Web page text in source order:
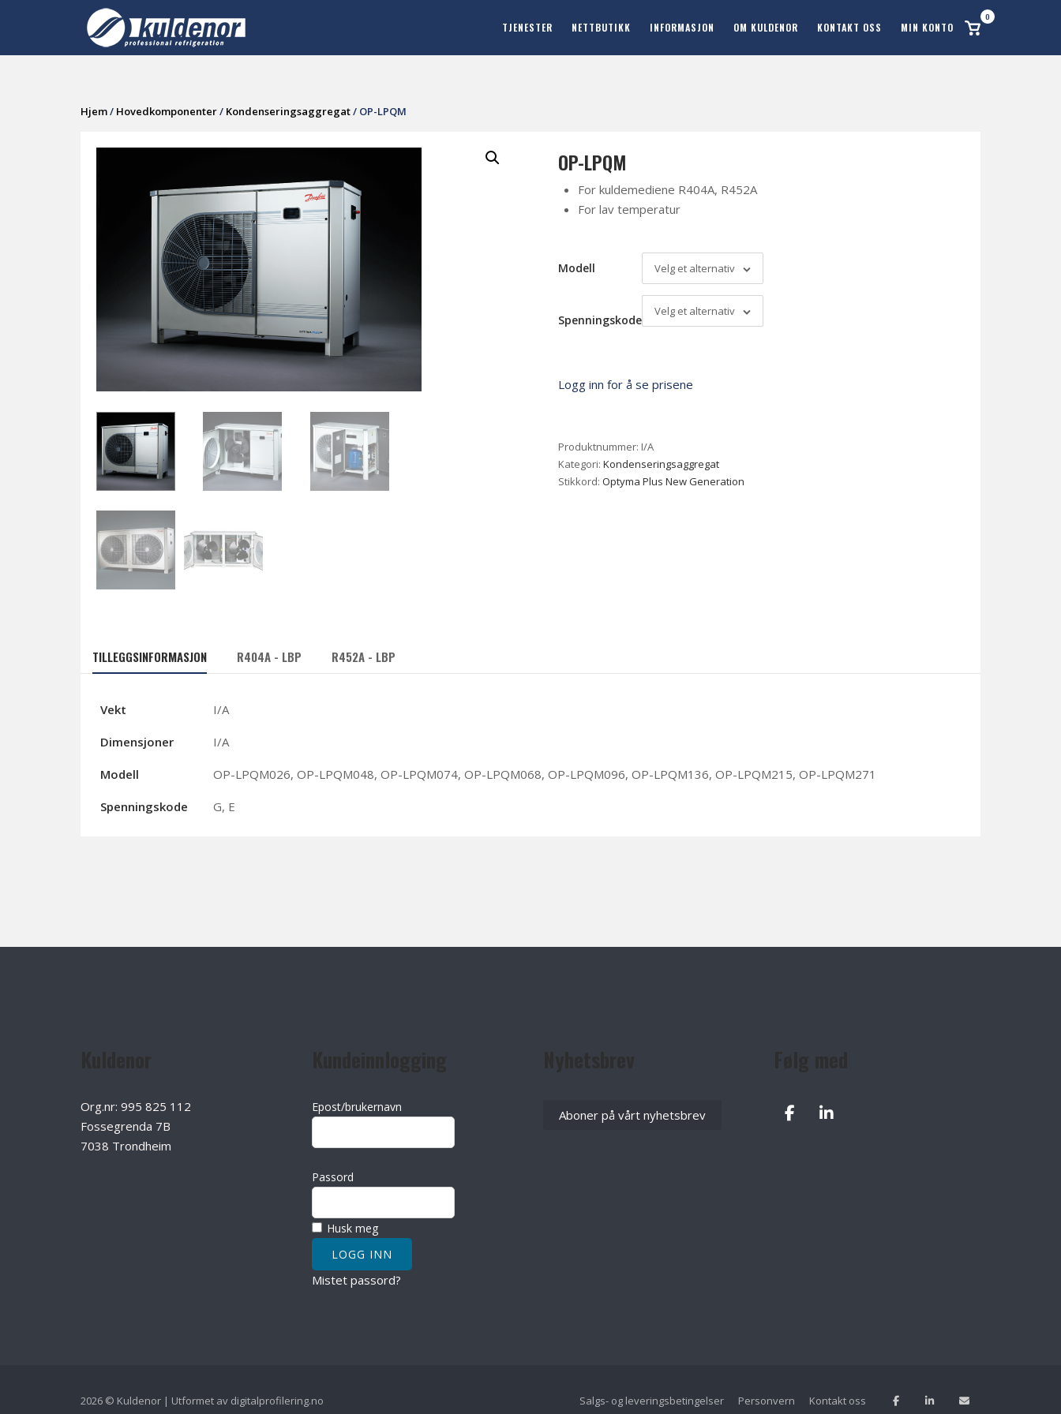
TJENESTER NETTBUTIKK INFORMASJON OM KULDENOR KONTAKT OSS MIN KONTO
Se 0
Hjem/ Hovedkomponenter/ Kondenseringsaggregat/ OP-LPQM
OP-LPQM
For kuldemediene R404A, R452A
For lav temperatur
Modell Velg et alternativ
Spenningskode
Velg et alternativ
Logg inn for å se prisene
Produktnummer: I/A
Kategori:Kondenseringsaggregat
Stikkord:Optyma Plus New Generation
TILLEGGSINFORMASJON R404A - LBP R452A - LBP
Vekt I/A
Dimensjoner I/A
Modell OP-LPQM026, OP-LPQM048, OP-LPQM074, OP-LPQM068, OP-LPQM096, OP-LPQM136, OP-LPQM215, OP-LPQM271
Spenningskode G, E
Org.nr: 995 825 112
Fossegrenda 7B
7038 Trondheim
Epost/brukernavn
Passord
Husk meg
Mistet passord?
Aboner på vårt nyhetsbrev
2026 © Kuldenor | Utformet av digitalprofilering.no Salgs- og leveringsbetingelser Personvern Kontakt oss